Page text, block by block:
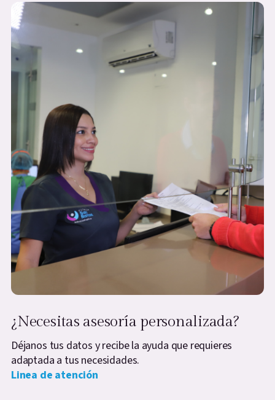
¿Necesitas asesoría personalizada?
Déjanos tus datos y recibe la ayuda que requieres
adaptada a tus necesidades.
Linea de atención